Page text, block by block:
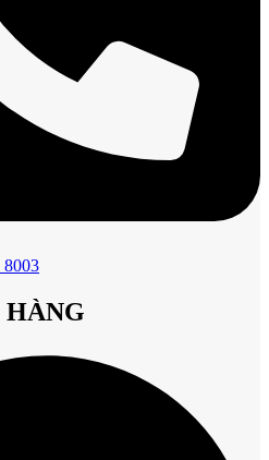
8003